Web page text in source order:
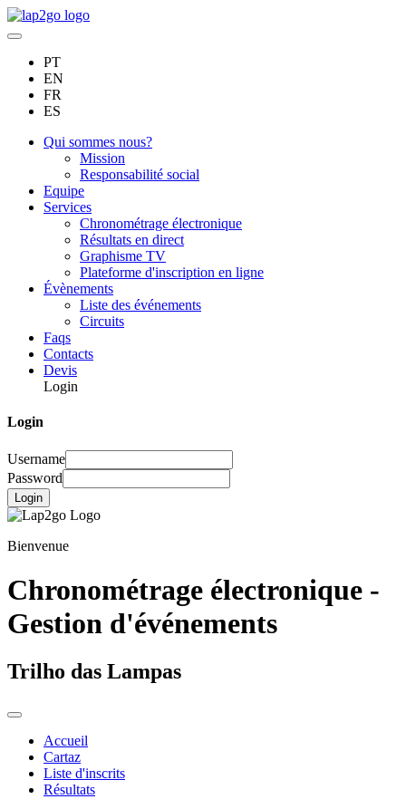
PT
EN
FR
ES
Qui sommes nous?
Mission
Responsabilité social
Equipe
Services
Chronométrage électronique
Résultats en direct
Graphisme TV
Plateforme d'inscription en ligne
Évènements
Liste des événements
Circuits
Faqs
Contacts
Devis
Login
Login
Username
Password
Login
Bienvenue
Chronométrage électronique -
Gestion d'événements
Trilho das Lampas
Accueil
Cartaz
Liste d'inscrits
Résultats